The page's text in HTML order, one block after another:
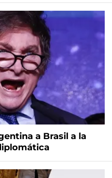
a Brasil a la